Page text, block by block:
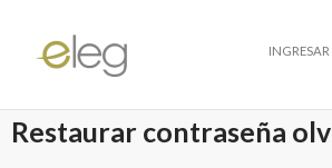
INGRESAR
Restaurar contraseña